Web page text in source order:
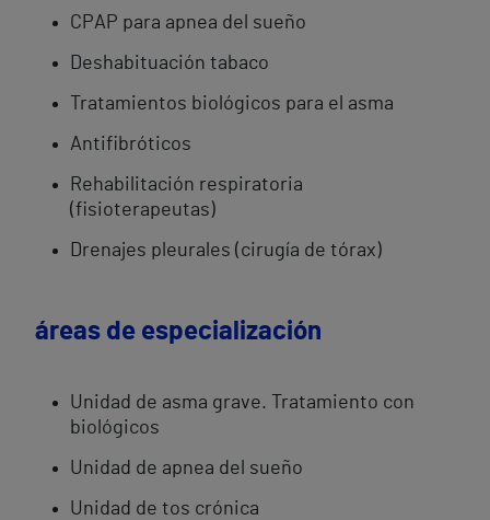
CPAP para apnea del sueño
Deshabituación tabaco
Tratamientos biológicos para el asma
Antifibróticos
Rehabilitación respiratoria
(fisioterapeutas)
Drenajes pleurales (cirugía de tórax)
áreas de especialización
Unidad de asma grave. Tratamiento con
biológicos
Unidad de apnea del sueño
Unidad de tos crónica